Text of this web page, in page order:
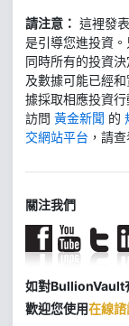
請注意： 這裡發
是引導您進投資
同時所有的投資
及數據可能已經
據採取相應投資
訪問 黃金新聞 的
交網站平台 ，請
關注我們
如對BullionVault
歡迎您使用在線諮